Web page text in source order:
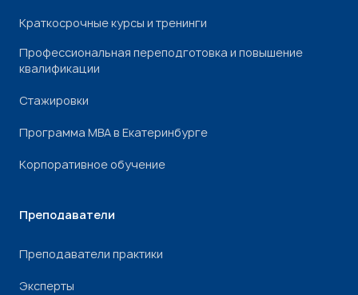
Краткосрочные курсы и тренинги
Профессиональная переподготовка и повышение
квалификации
Стажировки
Программа МВА в Екатеринбурге
Корпоративное обучение
Преподаватели
Преподаватели практики
Эксперты